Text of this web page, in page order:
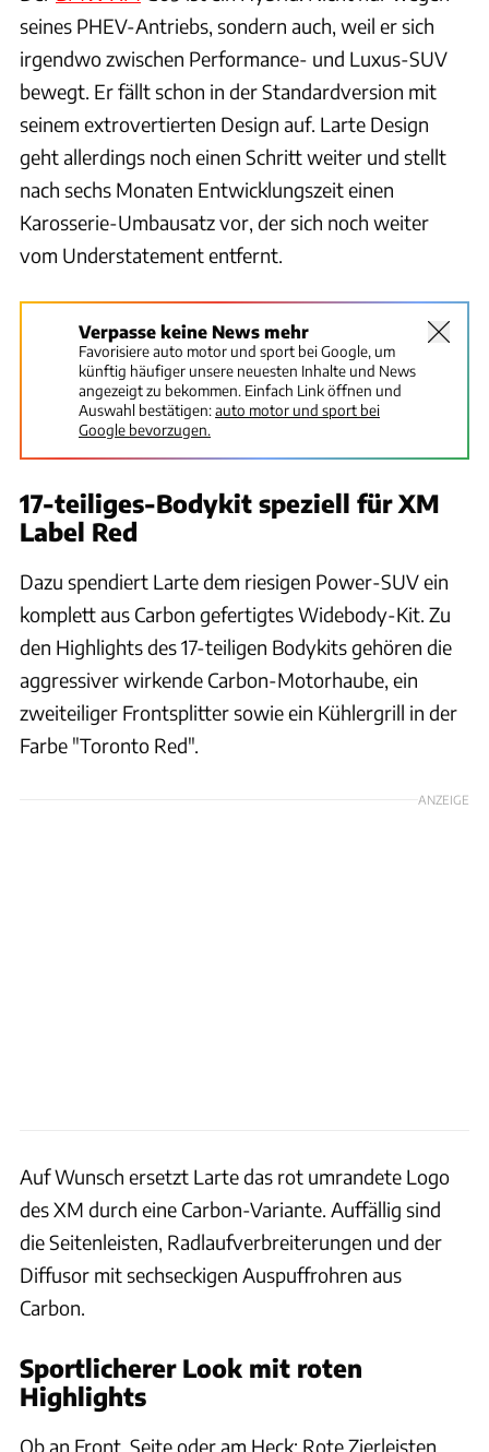
seines PHEV-Antriebs, sondern auch, weil er sich
irgendwo zwischen Performance- und Luxus-SUV
bewegt. Er fällt schon in der Standardversion mit
seinem extrovertierten Design auf. Larte Design
geht allerdings noch einen Schritt weiter und stellt
nach sechs Monaten Entwicklungszeit einen
Karosserie-Umbausatz vor, der sich noch weiter
vom Understatement entfernt.
Verpasse keine News mehr
Favorisiere auto motor und sport bei Google, um
künftig häufiger unsere neuesten Inhalte und News
angezeigt zu bekommen. Einfach Link öffnen und
Auswahl bestätigen:auto motor und sport bei
Google bevorzugen.
17-teiliges-Bodykit speziell für XM
Label Red
Dazu spendiert Larte dem riesigen Power-SUV ein
komplett aus Carbon gefertigtes Widebody-Kit. Zu
den Highlights des 17-teiligen Bodykits gehören die
aggressiver wirkende Carbon-Motorhaube, ein
zweiteiliger Frontsplitter sowie ein Kühlergrill in der
Farbe "Toronto Red".
ANZEIGE
Auf Wunsch ersetzt Larte das rot umrandete Logo
des XM durch eine Carbon-Variante. Auffällig sind
die Seitenleisten, Radlaufverbreiterungen und der
Diffusor mit sechseckigen Auspuffrohren aus
Carbon.
Sportlicherer Look mit roten
Highlights
Ob an Front, Seite oder am Heck: Rote Zierleisten